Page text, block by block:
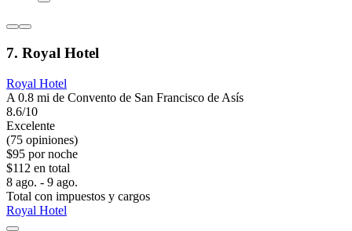
7. Royal Hotel
Royal Hotel
A 0.8 mi de Convento de San Francisco de Asís
8.6/10
Excelente
(75 opiniones)
$95 por noche
$112 en total
8 ago. - 9 ago.
Total con impuestos y cargos
Royal Hotel